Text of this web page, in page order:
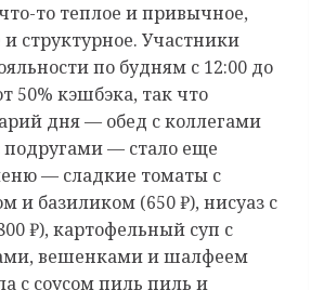
то теплое и привычное,
и структурное. Участники
по будням с 12:00 до
50% кэшбэка, так что
дня — обед с коллегами
подругами — стало еще
— сладкие томаты с
и базиликом (650 ₽), нисуаз с
₽), картофельный суп с
вешенками и шалфеем
с соусом пиль пиль и